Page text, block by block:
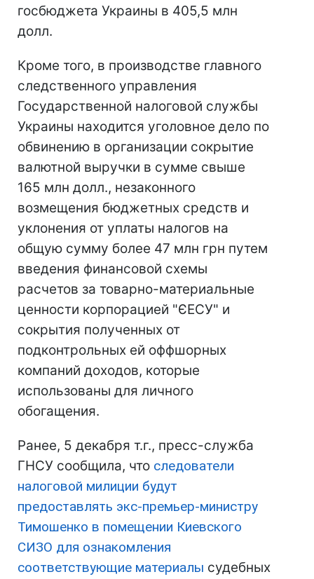
госбюджета Украины в 405,5 млн
долл.
Кроме того, в производстве главного
следственного управления
Государственной налоговой службы
Украины находится уголовное дело по
обвинению в организации сокрытие
валютной выручки в сумме свыше
165 млн долл., незаконного
возмещения бюджетных средств и
уклонения от уплаты налогов на
общую сумму более 47 млн грн путем
введения финансовой схемы
расчетов за товарно-материальные
ценности корпорацией "ЄЕСУ" и
сокрытия полученных от
подконтрольных ей оффшорных
компаний доходов, которые
использованы для личного
обогащения.
Ранее, 5 декабря т.г., пресс-служба
ГНСУ сообщила, что следователи
налоговой милиции будут
предоставлять экс-премьер-министру
Тимошенко в помещении Киевского
СИЗО для ознакомления
соответствующие материалы судебных